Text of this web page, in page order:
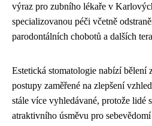
výraz pro zubního lékaře v
specializovanou péči včetně
parodontálních chobotů a dalších
Estetická stomatologie nabízí bělení
postupy zaměřené na zlepšení
stále více vyhledávané, protože lidé
atraktivního úsměvu pro